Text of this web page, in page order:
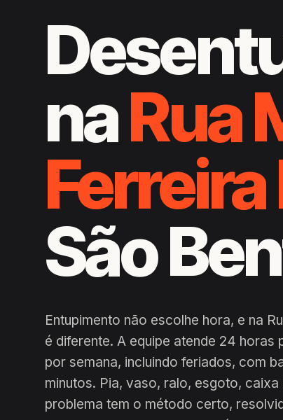
naRua
São
Entupimento não escolhe hora, e na
é diferente. A equipe atende 24 horas
por semana, incluindo feriados, com
minutos. Pia, vaso, ralo, esgoto,
problema tem o método certo,